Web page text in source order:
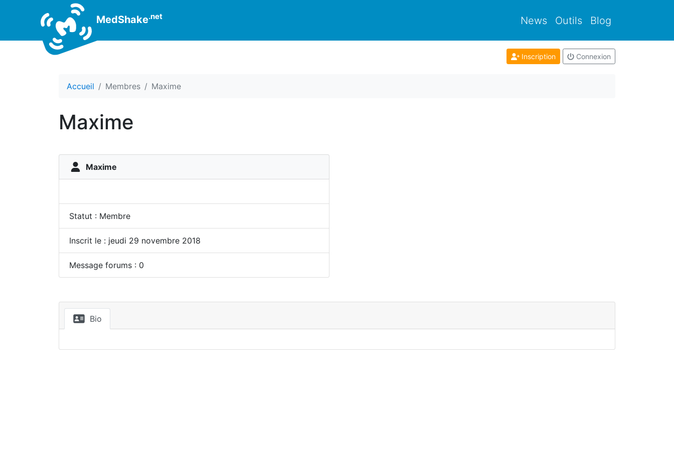
MedShake.net News Outils Blog
Inscription Connexion
Accueil Membres Maxime
Maxime
Maxime
Statut : Membre
Inscrit le : jeudi 29 novembre 2018
Message forums : 0
Bio